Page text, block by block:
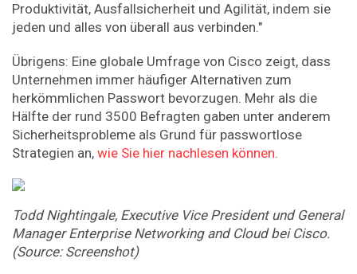
Produktivität, Ausfallsicherheit und Agilität, indem sie
jeden und alles von überall aus verbinden."
Übrigens: Eine globale Umfrage von Cisco zeigt, dass
Unternehmen immer häufiger Alternativen zum
herkömmlichen Passwort bevorzugen. Mehr als die
Hälfte der rund 3500 Befragten gaben unter anderem
Sicherheitsprobleme als Grund für passwortlose
Strategien an, wie Sie hier nachlesen können.
Todd Nightingale, Executive Vice President und General
Manager Enterprise Networking and Cloud bei Cisco.
(Source: Screenshot)